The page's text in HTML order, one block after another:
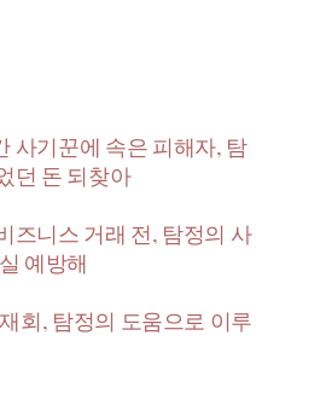
사기꾼에 속은 피해자, 탐
던 돈 되찾아
즈니스 거래 전, 탐정의 사
예방해
회, 탐정의 도움으로 이루